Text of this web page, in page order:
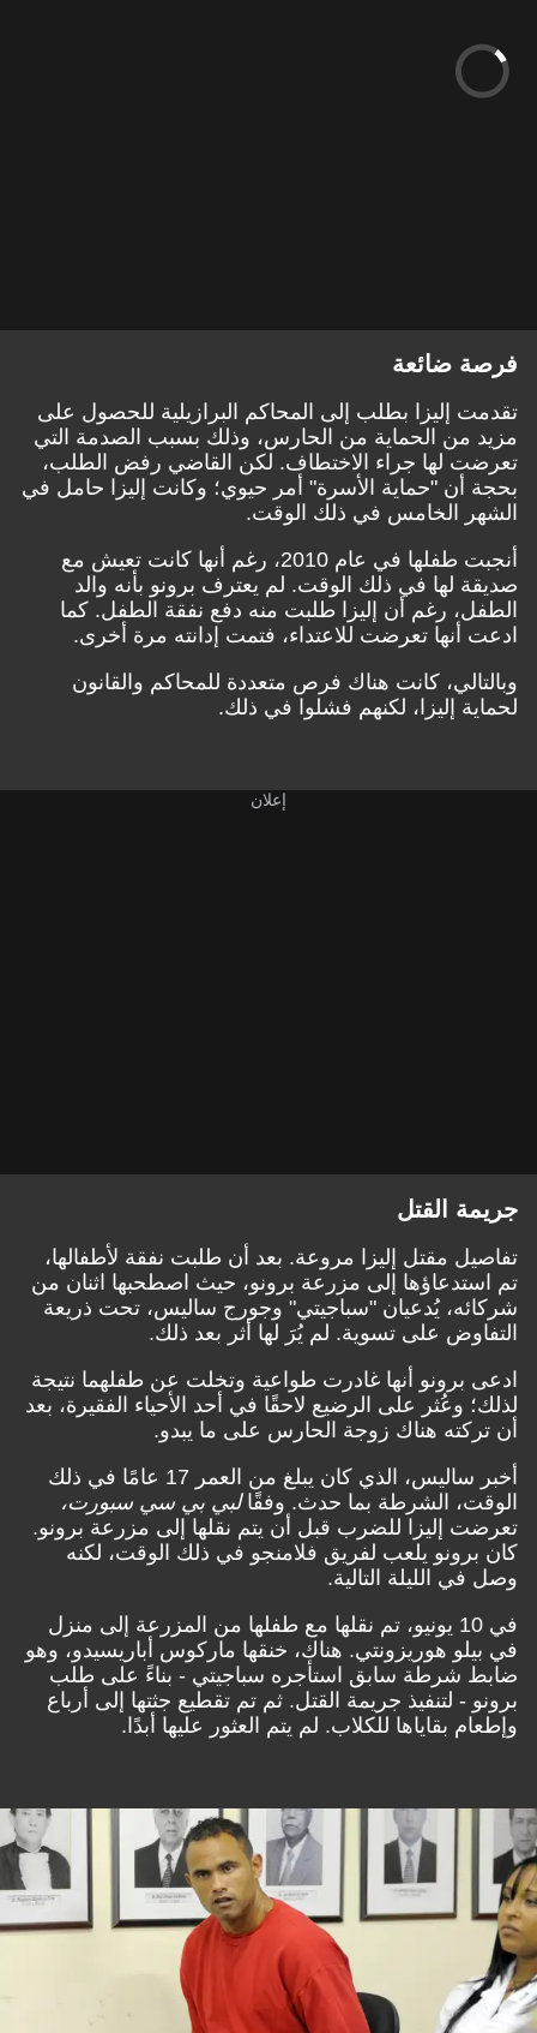
فرصة ضائعة
تقدمت إليزا بطلب إلى المحاكم البرازيلية للحصول على
مزيد من الحماية من الحارس، وذلك بسبب الصدمة التي
تعرضت لها جراء الاختطاف. لكن القاضي رفض الطلب،
بحجة أن "حماية الأسرة" أمر حيوي؛ وكانت إليزا حامل في
الشهر الخامس في ذلك الوقت.
أنجبت طفلها في عام 2010، رغم أنها كانت تعيش مع
صديقة لها في ذلك الوقت. لم يعترف برونو بأنه والد
الطفل، رغم أن إليزا طلبت منه دفع نفقة الطفل. كما
ادعت أنها تعرضت للاعتداء، فتمت إدانته مرة أخرى.
وبالتالي، كانت هناك فرص متعددة للمحاكم والقانون
لحماية إليزا، لكنهم فشلوا في ذلك.
جريمة القتل
تفاصيل مقتل إليزا مروعة. بعد أن طلبت نفقة لأطفالها،
تم استدعاؤها إلى مزرعة برونو، حيث اصطحبها اثنان من
شركائه، يُدعيان "سباجيتي" وجورج ساليس، تحت ذريعة
التفاوض على تسوية. لم يُرَ لها أثر بعد ذلك.
ادعى برونو أنها غادرت طواعية وتخلت عن طفلهما نتيجة
لذلك؛ وعُثر على الرضيع لاحقًا في أحد الأحياء الفقيرة، بعد
أن تركته هناك زوجة الحارس على ما يبدو.
أخبر ساليس، الذي كان يبلغ من العمر 17 عامًا في ذلك
الوقت، الشرطة بما حدث. وفقًالبي بي سي سبورت،
تعرضت إليزا للضرب قبل أن يتم نقلها إلى مزرعة برونو.
كان برونو يلعب لفريق فلامنجو في ذلك الوقت، لكنه
وصل في الليلة التالية.
في 10 يونيو، تم نقلها مع طفلها من المزرعة إلى منزل
في بيلو هوريزونتي. هناك، خنقها ماركوس أباريسيدو، وهو
ضابط شرطة سابق استأجره سباجيتي - بناءً على طلب
برونو - لتنفيذ جريمة القتل. ثم تم تقطيع جثتها إلى أرباع
وإطعام بقاياها للكلاب. لم يتم العثور عليها أبدًا.